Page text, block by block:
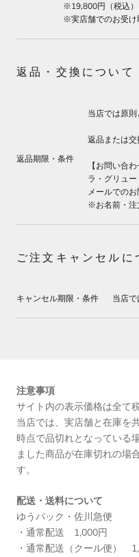
※19,800円（税込）
※実店舗でのお受け
返品・交換について
返品期限・条件
当店では原
返品または
【お問い合わ
ラ・グリュー
メールでの
※お名前・注
ご注文キャンセルに
キャンセル期限・条件 当店
注意事項
サイト内の表示価格は全て
当店では、実店舗と在庫を
時点で品切れとなっている
ました商品が在庫切れの場
す。
配送・送料について
ゆうパック・佐川急便
・通常配送 1,000円
・通常配送（クール便）